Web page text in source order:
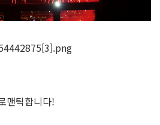
맨틱합니다!